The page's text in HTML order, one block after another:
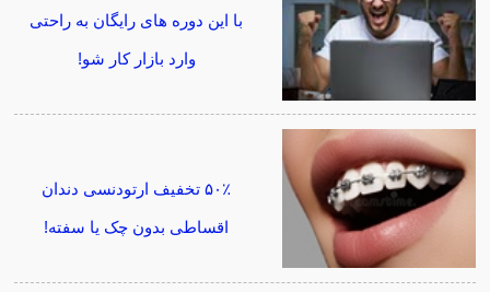
با این دوره های رایگان به راحتی
وارد بازار کار شو!
۵۰٪ تخفیف ارتودنسی دندان
اقساطی بدون چک یا سفته!